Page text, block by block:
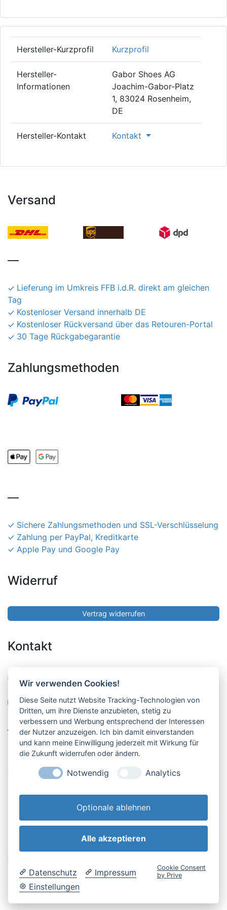
Hersteller-Kurzprofil Kurzprofil
Hersteller-
Informationen
Gabor Shoes AG
Joachim-Gabor-Platz
1, 83024 Rosenheim,
DE
Hersteller-Kontakt Kontakt
Versand
Lieferung im Umkreis FFB i.d.R. direkt am gleichen
Tag
Kostenloser Versand innerhalb DE
Kostenloser Rückversand über das Retouren-Portal
30 Tage Rückgabegarantie
Zahlungsmethoden
Sichere Zahlungsmethoden und SSL-Verschlüsselung
Zahlung per PayPal, Kreditkarte
Apple Pay und Google Pay
Widerruf
Vertrag widerrufen
Kontakt
Pucher Straße 10, Fürstenfeldbruck
08141-12269
shop@englschalk.de
Öffnungszeiten
Anfahrt & Kontakt
Retouren-Portal
AGB & Kundeninfo
Widerrufsbelehrung
Datenschutzerklärung
Wir verwenden Cookies!
Diese Seite nutzt Website Tracking-Technologien von
Dritten, um ihre Dienste anzubieten, stetig zu
verbessern und Werbung entsprechend der Interessen
der Nutzer anzuzeigen. Ich bin damit einverstanden
und kann meine Einwilligung jederzeit mit Wirkung für
die Zukunft widerrufen oder ändern.
Notwendig Analytics
Optionale ablehnen
Alle akzeptieren
Datenschutz
Impressum
Einstellungen
Cookie Consent
by Prive